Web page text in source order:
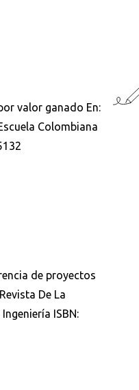
valor ganado En:
Colombiana
de proyectos
De La
ISBN:
en: